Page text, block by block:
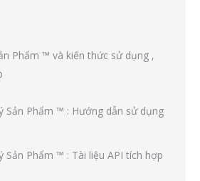
Phẩm ™ và kiến thức sử dụng ,
Sản Phẩm ™ : Hướng dẫn sử dụng
Sản Phẩm ™ : Tài liệu API tích hợp